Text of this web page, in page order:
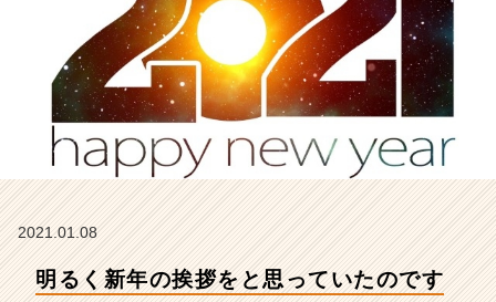
会
社
S
T
A
C
A
R
の
2021.01.08
明るく新年の挨拶をと思っていたのです